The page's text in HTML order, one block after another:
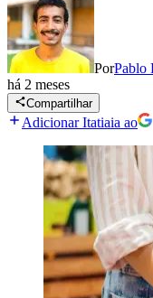
PorPablo
há 2 meses
Compartilhar
Adicionar Itatiaia ao